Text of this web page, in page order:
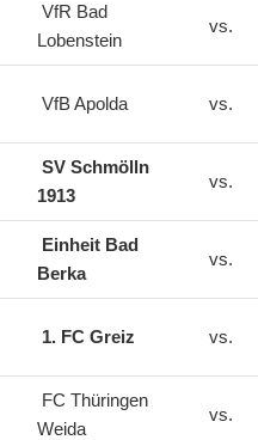
VfR Bad
Lobenstein
vs.
VfB Apolda vs.
SV Schmölln
1913
vs.
Einheit Bad
Berka
vs.
1. FC Greiz vs.
FC Thüringen
Weida
vs.